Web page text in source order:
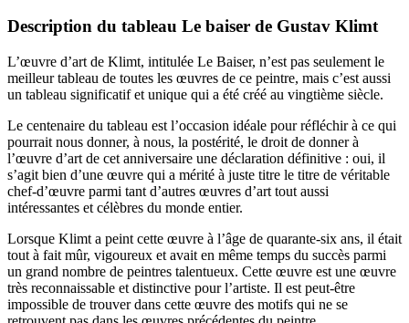
Description du tableau Le baiser de Gustav Klimt
L’œuvre d’art de Klimt, intitulée Le Baiser, n’est pas seulement le
meilleur tableau de toutes les œuvres de ce peintre, mais c’est aussi
un tableau significatif et unique qui a été créé au vingtième siècle.
Le centenaire du tableau est l’occasion idéale pour réfléchir à ce qui
pourrait nous donner, à nous, la postérité, le droit de donner à
l’œuvre d’art de cet anniversaire une déclaration définitive : oui, il
s’agit bien d’une œuvre qui a mérité à juste titre le titre de véritable
chef-d’œuvre parmi tant d’autres œuvres d’art tout aussi
intéressantes et célèbres du monde entier.
Lorsque Klimt a peint cette œuvre à l’âge de quarante-six ans, il était
tout à fait mûr, vigoureux et avait en même temps du succès parmi
un grand nombre de peintres talentueux. Cette œuvre est une œuvre
très reconnaissable et distinctive pour l’artiste. Il est peut-être
impossible de trouver dans cette œuvre des motifs qui ne se